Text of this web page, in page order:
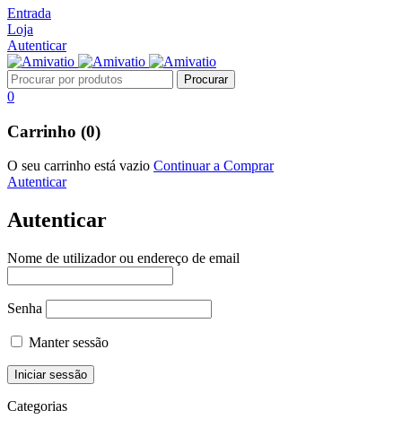
Entrada
Loja
Autenticar
0
Carrinho (0)
O seu carrinho está vazio Continuar a Comprar
Autenticar
Autenticar
Nome de utilizador ou endereço de email
Senha
Manter sessão
Categorias